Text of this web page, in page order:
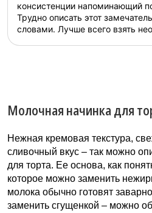
консистенции напоминающий
Трудно описать этот
словами. Лучше всего взять
Молочная начинка для
Нежная кремовая текстура,
сливочный вкус – так можно
для торта. Ее основа, как
которое можно заменить
молока обычно готовят
заменить сгущенкой – можно